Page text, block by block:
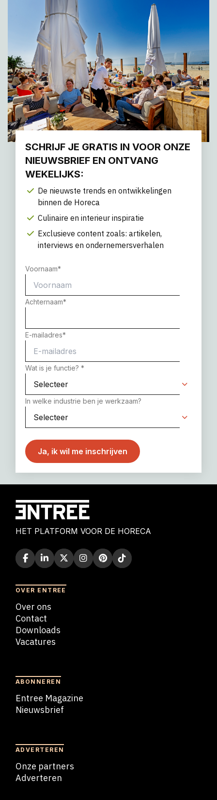
SCHRIJF JE GRATIS IN VOOR ONZE
NIEUWSBRIEF EN ONTVANG
WEKELIJKS:
De nieuwste trends en ontwikkelingen
binnen de Horeca
Culinaire en interieur inspiratie
Exclusieve content zoals: artikelen,
interviews en ondernemersverhalen
Voornaam*
Achternaam*
E-mailadres*
Wat is je functie? *
In welke industrie ben je werkzaam?
HET PLATFORM VOOR DE HORECA
OVER ENTREE
Over ons
Contact
Downloads
Vacatures
ABONNEREN
Entree Magazine
Nieuwsbrief
ADVERTEREN
Onze partners
Adverteren